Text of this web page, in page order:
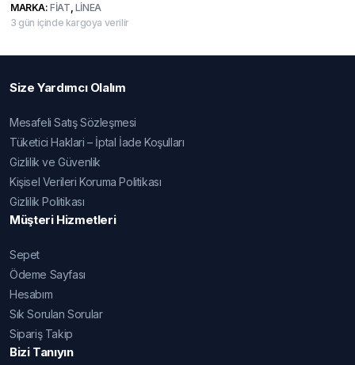
MARKA:FİAT, LİNEA
3 gün içinde kargoya verilir
Size Yardımcı Olalım
Mesafeli Satış Sözleşmesi
Tüketici Haklari – İptal İade Koşulları
Gizlilik ve Güvenlik
Kişisel Verileri Koruma Politikası
Gizlilik Politikası
Müşteri Hizmetleri
Sepet
Ödeme Sayfası
Hesabım
Sık Sorulan Sorular
Sipariş Takip
Bizi Tanıyın